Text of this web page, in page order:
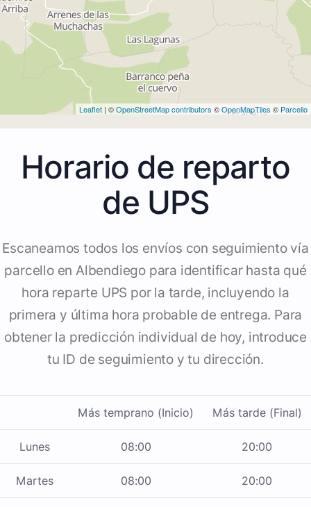
Leaflet | ©OpenStreetMap contributors ©OpenMapTiles © Parcello
Horario de reparto
de UPS
Escaneamos todos los envíos con seguimiento vía
parcello en Albendiego para identificar hasta qué
hora reparte UPS por la tarde, incluyendo la
primera y última hora probable de entrega. Para
obtener la predicción individual de hoy, introduce
tu ID de seguimiento y tu dirección.
Más temprano (Inicio) Más tarde (Final)
Lunes 08:00 20:00
Martes 08:00 20:00